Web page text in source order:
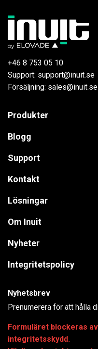
+46 8 753 05 10
Support: support@inuit.se
Försäljning: sales@inuit.se
Produkter
Blogg
Support
Kontakt
Lösningar
Om Inuit
Nyheter
Integritetspolicy
Nyhetsbrev
Prenumerera för att hålla
Formuläret blockeras
integritetsskydd.